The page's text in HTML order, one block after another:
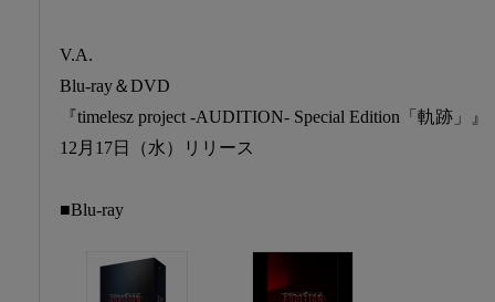
V.A.
Blu-ray＆DVD
『timelesz project -AUDITION- Special Edition「軌跡」』
12月17日（水）リリース
■Blu-ray